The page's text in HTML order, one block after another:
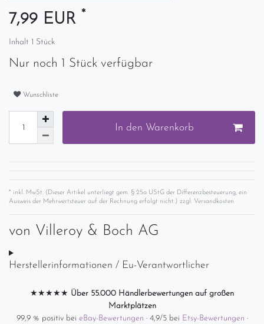
7,99 EUR *
Inhalt 1 Stück
Nur noch 1 Stück verfügbar
Wunschliste
In den Warenkorb
* inkl. MwSt. (Dieser Artikel unterliegt gem. § 25a UStG der Differenzbesteuerung, ein
Ausweis der Mehrwertsteuer auf der Rechnung erfolgt nicht.) zzgl. Versandkosten
von Villeroy & Boch AG
Herstellerinformationen / Eu-Verantwortlicher
★★★★★ Über 55.000 Händlerbewertungen auf großen
Marktplätzen
99,9 % positiv bei eBay-Bewertungen · 4,9/5 bei Etsy-Bewertungen ·